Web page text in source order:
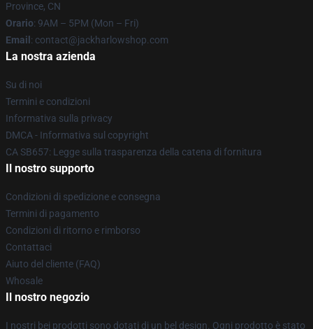
Province, CN
Orario: 9AM – 5PM (Mon – Fri)
Email : contact@jackharlowshop.com
La nostra azienda
Su di noi
Termini e condizioni
Informativa sulla privacy
DMCA - Informativa sul copyright
CA SB657: Legge sulla trasparenza della catena di fornitura
Il nostro supporto
Condizioni di spedizione e consegna
Termini di pagamento
Condizioni di ritorno e rimborso
Contattaci
Aiuto del cliente (FAQ)
Whosale
Il nostro negozio
I nostri bei prodotti sono dotati di un bel design. Ogni prodotto è stato